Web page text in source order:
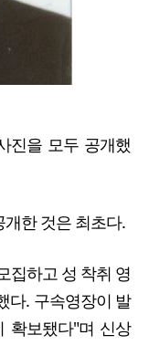
진을 모두 공개했
한 것은 최초다.
집하고 성 착취 영
다. 구속영장이 발
확보됐다"며 신상